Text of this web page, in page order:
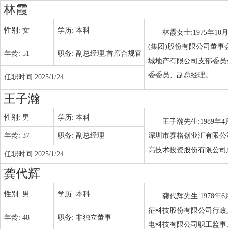
林霞
性别: 女 学历: 本科
林霞女士:1975年10
(集团)股份有限公司董事
城地产有限公司支部委
委委员、副总经理。
年龄: 51 职务: 副总经理,首席合规官
任职时间:2025/1/24
王子瀚
性别: 男 学历: 本科
王子瀚先生:1989年
深圳市赛格创业汇有限
高技术投资股份有限公
年龄: 37 职务: 副总经理
任职时间:2025/1/24
龚代辉
性别: 男 学历: 本科
龚代辉先生:1978年
征科技股份有限公司行
电科技有限公司职工监
年龄: 48 职务: 非独立董事